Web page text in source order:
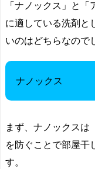
「ナノックス」と
に適している洗剤と
いのはどちらなので
ナノックス
まず、ナノックスは
を防ぐことで部屋干
す。